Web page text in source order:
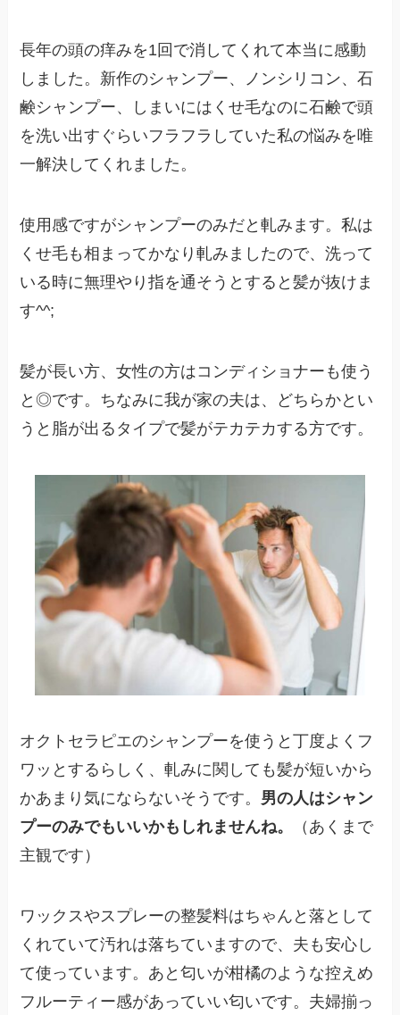
長年の頭の痒みを1回で消してくれて本当に感動
しました。新作のシャンプー、ノンシリコン、石
鹸シャンプー、しまいにはくせ毛なのに石鹸で頭
を洗い出すぐらいフラフラしていた私の悩みを唯
一解決してくれました。
使用感ですがシャンプーのみだと軋みます。私は
くせ毛も相まってかなり軋みましたので、洗って
いる時に無理やり指を通そうとすると髪が抜けま
す^^;
髪が長い方、女性の方はコンディショナーも使う
と◎です。ちなみに我が家の夫は、どちらかとい
うと脂が出るタイプで髪がテカテカする方です。
オクトセラピエのシャンプーを使うと丁度よくフ
ワッとするらしく、軋みに関しても髪が短いから
かあまり気にならないそうです。 男の人はシャン
プーのみでもいいかもしれませんね。
（あくまで
主観です）
ワックスやスプレーの整髪料はちゃんと落として
くれていて汚れは落ちていますので、夫も安心し
て使っています。あと匂いが柑橘のような控えめ
フルーティー感があっていい匂いです。夫婦揃っ